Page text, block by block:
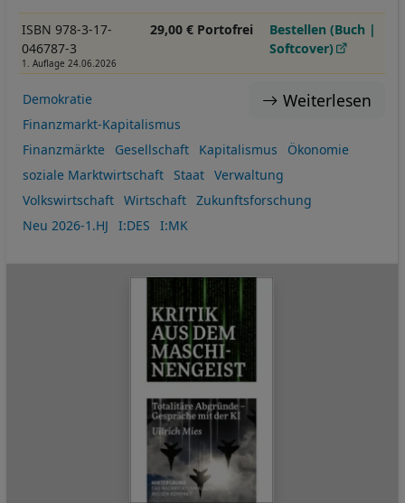
ISBN 978-3-17-
046787-3
1. Auflage 24.06.2026
29,00 € Portofrei
Bestellen (Buch |
Softcover)
Weiterlesen
Demokratie
Finanzmarkt-Kapitalismus
Finanzmärkte
Gesellschaft Kapitalismus
Ökonomie
soziale Marktwirtschaft
Staat
Verwaltung
Volkswirtschaft
Wirtschaft
Zukunftsforschung
Neu 2026-1.HJ
I:DES I:MK